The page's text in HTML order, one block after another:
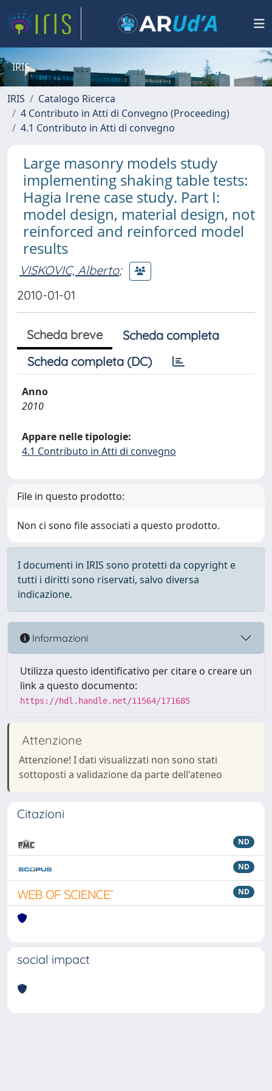
IRIS
IRIS
Catalogo Ricerca
4 Contributo in Atti di Convegno (Proceeding)
4.1 Contributo in Atti di convegno
Large masonry models study
implementing shaking table tests:
Hagia Irene case study. Part I:
model design, material design, not
reinforced and reinforced model
results
VISKOVIC, Alberto;
2010-01-01
Scheda breve
Scheda completa
Scheda completa (DC)
Anno
2010
Appare nelle tipologie:
4.1 Contributo in Atti di convegno
File in questo prodotto:
Non ci sono file associati a questo prodotto.
I documenti in IRIS sono protetti da copyright e
tutti i diritti sono riservati, salvo diversa
indicazione.
Informazioni
Utilizza questo identificativo per citare o creare un
link a questo documento:
https://hdl.handle.net/11564/171685
Attenzione
Attenzione! I dati visualizzati non sono stati
sottoposti a validazione da parte dell'ateneo
Citazioni
ND
ND
ND
social impact